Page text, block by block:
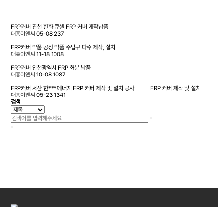
FRP커버 진천 한화 큐셀 FRP 커버 제작납품
대흥이엔씨 05-08 237
FRP커버 약품 공장 약품 주입구 다수 제작, 설치
대흥이엔씨 11-18 1008
FRP커버 인천광역시 FRP 화분 납품
대흥이엔씨 10-08 1087
FRP커버 서산 한***에너지 FRP 커버 제작 및 설치 공사
FRP 커버 제작 및 설치
대흥이엔씨 05-23 1341
검색